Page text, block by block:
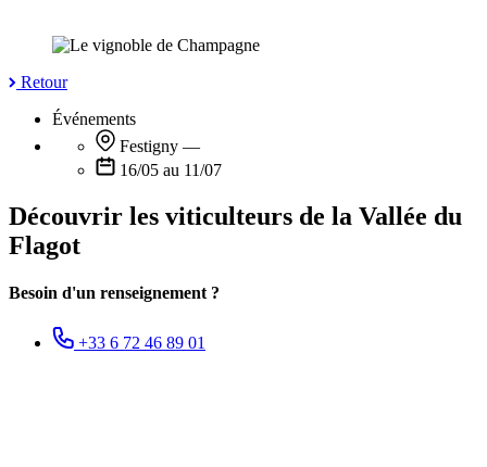
Retour
Événements
Festigny —
16/05 au 11/07
Découvrir les viticulteurs de la Vallée du
Flagot
Besoin d'un renseignement ?
+33 6 72 46 89 01